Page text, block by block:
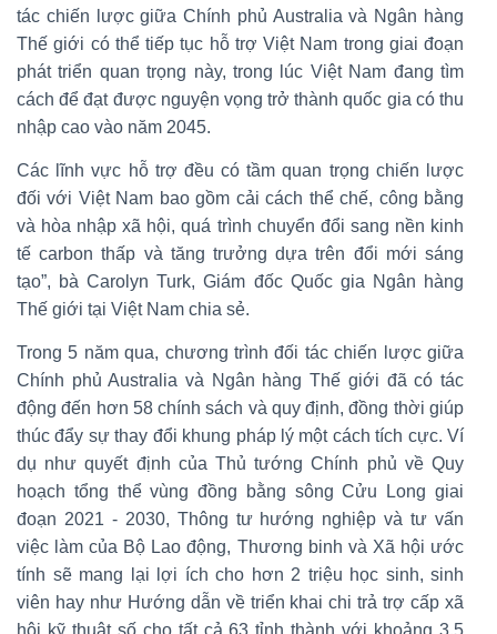
tác chiến lược giữa Chính phủ Australia và Ngân hàng
Thế giới có thể tiếp tục hỗ trợ Việt Nam trong giai đoạn
phát triển quan trọng này, trong lúc Việt Nam đang tìm
cách để đạt được nguyện vọng trở thành quốc gia có thu
nhập cao vào năm 2045.
Các lĩnh vực hỗ trợ đều có tầm quan trọng chiến lược
đối với Việt Nam bao gồm cải cách thể chế, công bằng
và hòa nhập xã hội, quá trình chuyển đổi sang nền kinh
tế carbon thấp và tăng trưởng dựa trên đổi mới sáng
tạo”, bà Carolyn Turk, Giám đốc Quốc gia Ngân hàng
Thế giới tại Việt Nam chia sẻ.
Trong 5 năm qua, chương trình đối tác chiến lược giữa
Chính phủ Australia và Ngân hàng Thế giới đã có tác
động đến hơn 58 chính sách và quy định, đồng thời giúp
thúc đẩy sự thay đổi khung pháp lý một cách tích cực. Ví
dụ như quyết định của Thủ tướng Chính phủ về Quy
hoạch tổng thể vùng đồng bằng sông Cửu Long giai
đoạn 2021 - 2030, Thông tư hướng nghiệp và tư vấn
việc làm của Bộ Lao động, Thương binh và Xã hội ước
tính sẽ mang lại lợi ích cho hơn 2 triệu học sinh, sinh
viên hay như Hướng dẫn về triển khai chi trả trợ cấp xã